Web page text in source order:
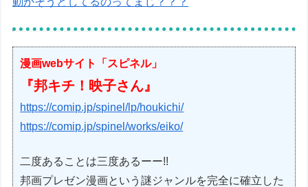
漫画webサイト「スピネル」
『邦キチ！映子さん』
https://comip.jp/spinel/lp/houkichi/
https://comip.jp/spinel/works/eiko/
二度あることは三度あるーー!!
邦画プレゼン漫画という謎ジャンルを完全に確立した